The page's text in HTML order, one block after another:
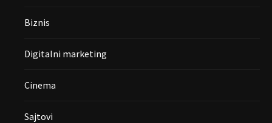
Biznis
Digitalni marketing
Cinema
Sajtovi